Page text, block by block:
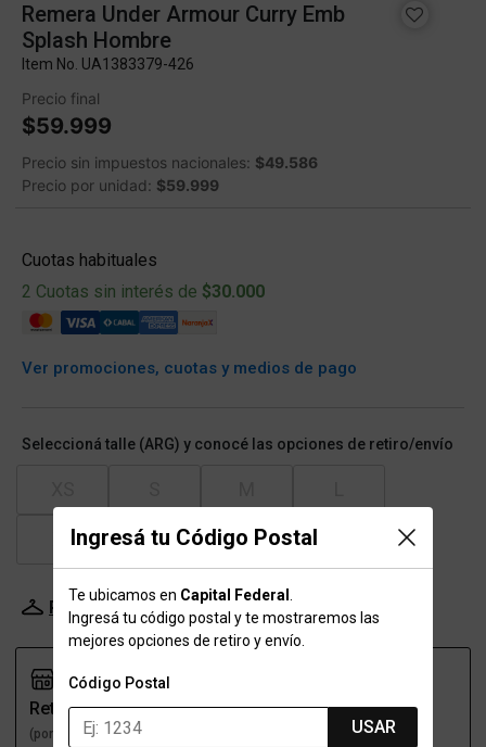
Ingresá tu Código Postal
Te ubicamos en Capital Federal
Ingresá tu código postal y te mostraremos las
mejores opciones de retiro y envío.
Código Postal
USAR
Remera Under Armour Curry Emb
Splash Hombre
Item No. UA1383379-426
Precio final
$59.999
Precio sin impuestos nacionales: $49.586
Precio por unidad: $59.999
Cuotas habituales
2 Cuotas sin interés de $30.000
Ver promociones, cuotas y medios de pago
Seleccioná talle (ARG) y conocé las opciones de retiro/envío
XXL
Probador Virtual Tabla de talles
Retiro
(por una sucursal)
Envío